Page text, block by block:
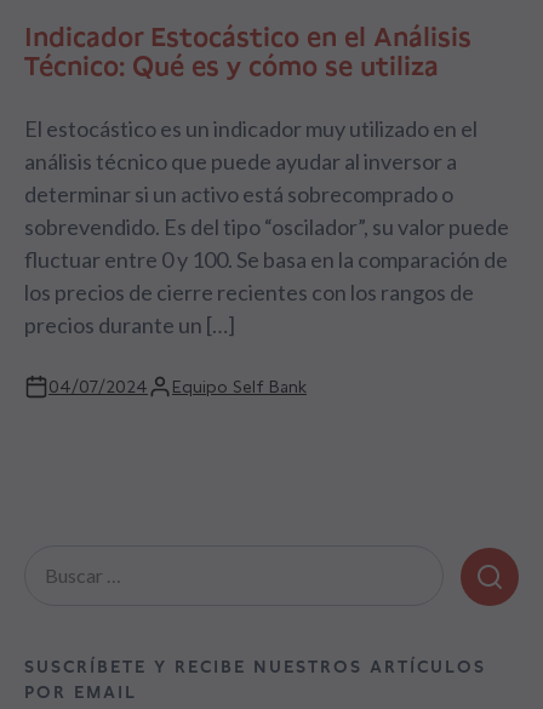
Indicador Estocástico en el Análisis
Técnico: Qué es y cómo se utiliza
El estocástico es un indicador muy utilizado en el
análisis técnico que puede ayudar al inversor a
determinar si un activo está sobrecomprado o
sobrevendido. Es del tipo “oscilador”, su valor puede
fluctuar entre 0 y 100. Se basa en la comparación de
los precios de cierre recientes con los rangos de
precios durante un […]
04/07/2024 Equipo Self Bank
SUSCRÍBETE Y RECIBE NUESTROS ARTÍCULOS
POR EMAIL